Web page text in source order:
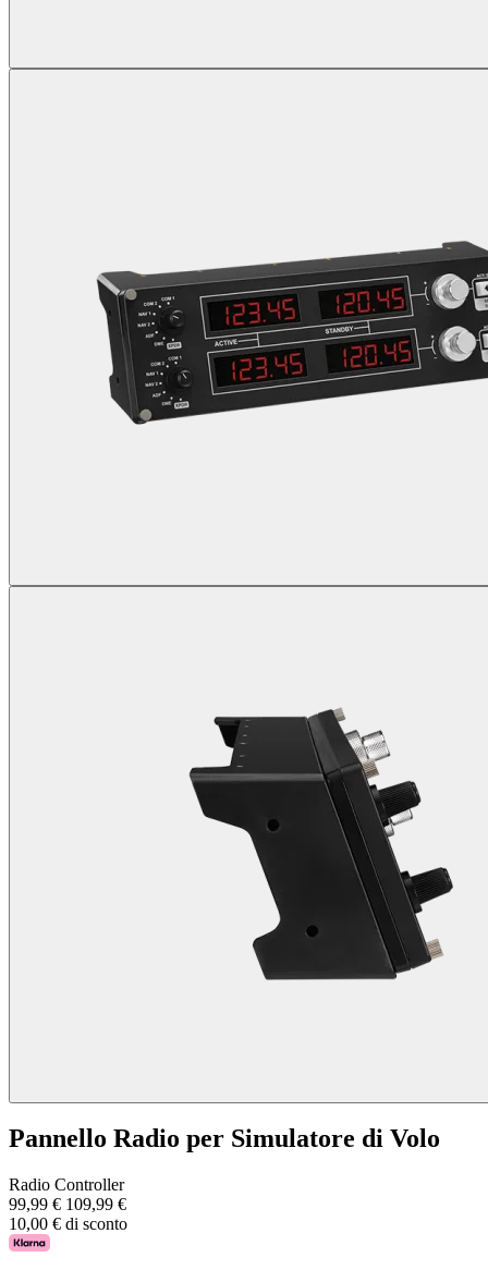
Pannello Radio per Simulatore di Volo
Radio Controller
99,99 € 109,99 €
10,00 € di sconto